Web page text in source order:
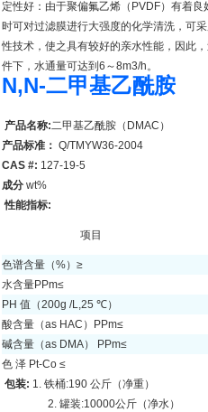
定性好：由于聚偏氟乙烯（PVDF）有着
时可对过滤膜进行大强度的化学清洗，可
性技术，使之具有较好的亲水性能，因此
件下，水通量可达到6～8m3/h。
N,N-二甲基乙酰胺
产品名称:二甲基乙酰胺（DMAC）
产品标准： Q/TMYW36-2004
CAS #: 127-19-5
成分 wt%
性能指标:
项目
色谱含量（%）≥
水含量PPm≤
PH 值（200g /L,25 ℃）
酸含量（as HAC）PPm≤
碱含量（as DMA） PPm≤
色 泽 Pt-Co ≤
包装: 1. 铁桶:190 公斤（净重）
2. 罐装:10000公斤（净水）